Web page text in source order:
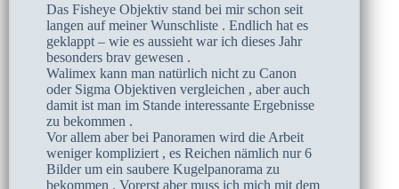
Das Fisheye Objektiv stand bei mir schon seit
langen auf meiner Wunschliste . Endlich hat es
geklappt – wie es aussieht war ich dieses Jahr
besonders brav gewesen .
Walimex kann man natürlich nicht zu Canon
oder Sigma Objektiven vergleichen , aber auch
damit ist man im Stande interessante Ergebnisse
zu bekommen .
Vor allem aber bei Panoramen wird die Arbeit
weniger kompliziert , es Reichen nämlich nur 6
Bilder um ein saubere Kugelpanorama zu
bekommen . Vorerst aber muss ich mich mit dem